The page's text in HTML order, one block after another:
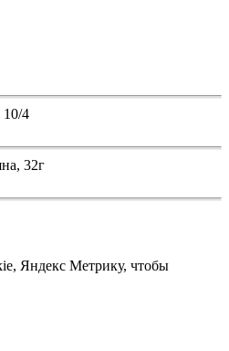
10/4
32г
Яндекс Метрику, чтобы